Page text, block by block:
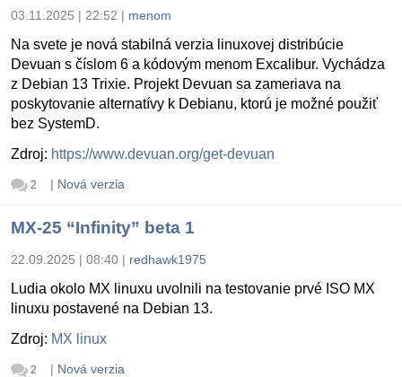
03.11.2025 | 22:52 | menom
Na svete je nová stabilná verzia linuxovej distribúcie
Devuan s číslom 6 a kódovým menom Excalibur. Vychádza
z Debian 13 Trixie. Projekt Devuan sa zameriava na
poskytovanie alternatívy k Debianu, ktorú je možné použiť
bez SystemD.
Zdroj: https://www.devuan.org/get-devuan
2 | Nová verzia
MX-25 “Infinity” beta 1
22.09.2025 | 08:40 | redhawk1975
Ludia okolo MX linuxu uvolnili na testovanie prvé ISO MX
linuxu postavené na Debian 13.
Zdroj: MX linux
2 | Nová verzia